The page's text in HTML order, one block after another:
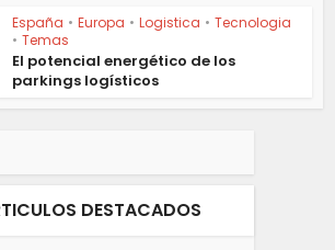
España • Europa • Logistica • Tecnologia
• Temas
El potencial energético de los
parkings logísticos
DESTACADOS